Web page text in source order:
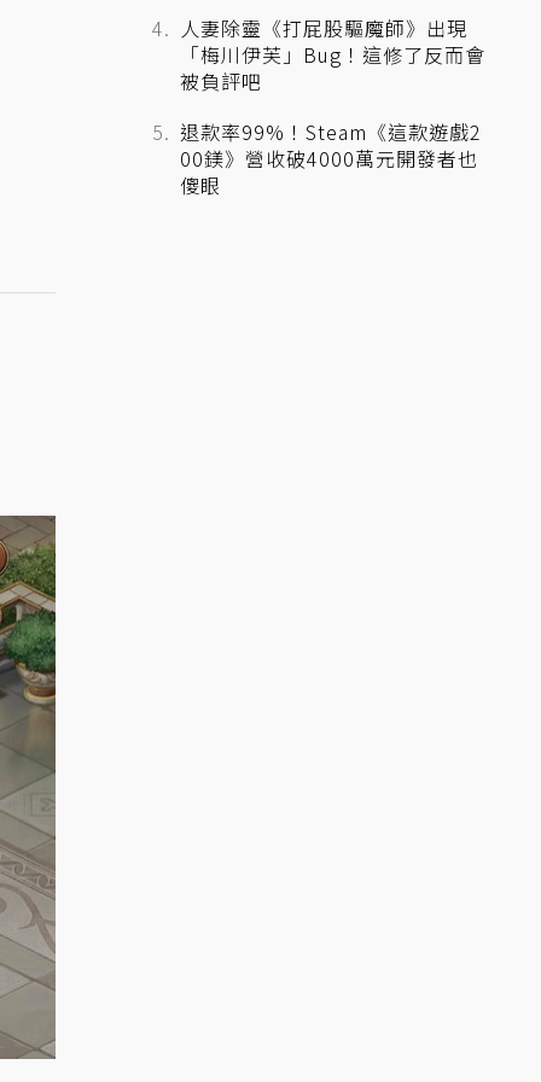
人妻除靈《打屁股驅魔師》出現
「梅川伊芙」Bug！這修了反而會
被負評吧
退款率99%！Steam《這款遊戲2
00鎂》營收破4000萬元開發者也
傻眼